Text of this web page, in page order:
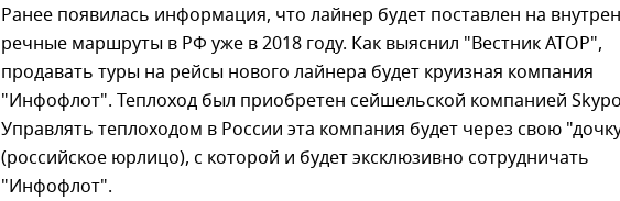
Ранее появилась информация, что лайнер будет поставлен на
речные маршруты в РФ уже в 2018 году. Как выяснил "Вестник АТОР",
продавать туры на рейсы нового лайнера будет круизная компания
"Инфофлот". Теплоход был приобретен сейшельской компанией
Управлять теплоходом в России эта компания будет через свою
(российское юрлицо), с которой и будет эксклюзивно сотрудничать
"Инфофлот".